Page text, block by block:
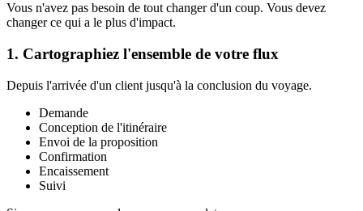
Vous n'avez pas besoin de tout changer d'un coup. Vous devez
changer ce qui a le plus d'impact.
1. Cartographiez l'ensemble de votre flux
Depuis l'arrivée d'un client jusqu'à la conclusion du voyage.
Demande
Conception de l'itinéraire
Envoi de la proposition
Confirmation
Encaissement
Suivi